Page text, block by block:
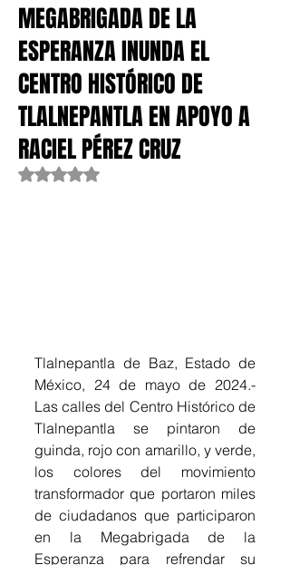
MEGABRIGADA DE LA
ESPERANZA INUNDA EL
CENTRO HISTÓRICO DE
TLALNEPANTLA EN APOYO A
RACIEL PÉREZ CRUZ
Obtuvo NaN de 5 estrellas.
Tlalnepantla de Baz, Estado de
México, 24 de mayo de 2024.-
Las calles del Centro Histórico de
Tlalnepantla se pintaron de
guinda, rojo con amarillo, y verde,
los colores del movimiento
transformador que portaron miles
de ciudadanos que participaron
en la Megabrigada de la
Esperanza para refrendar su